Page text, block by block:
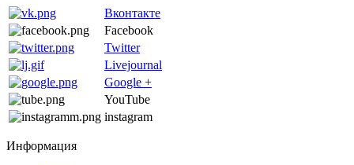
Вконтакте
Facebook
Twitter
Livejournal
Google +
YouTube
instagram
Информация